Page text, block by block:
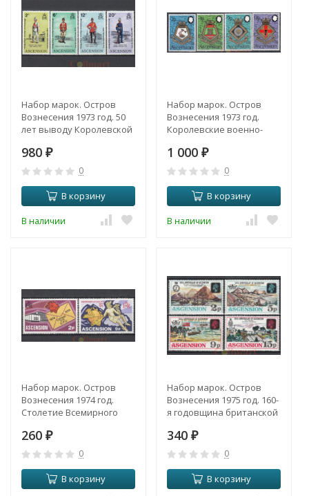
Набор марок. Остров
Вознесения 1973 год. 50
лет выводу Королевской
острова. (4 марки)
980 ₽
0
В корзину
В наличии
Набор марок. Остров
Вознесения 1973 год.
Королевские военно-
серия). 4 марки.
1 000 ₽
0
В корзину
В наличии
Набор марок. Остров
Вознесения 1974 год.
Столетие Всемирного
марки)
260 ₽
0
В корзину
Набор марок. Остров
Вознесения 1975 год. 160-
я годовщина британской
340 ₽
0
В корзину